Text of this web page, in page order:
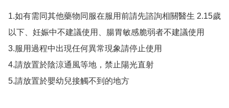
1.如有需同其他藥物​​同服在服用前請先諮詢相關醫生 2.15歲
以下、妊娠中不建議使用、腸胃敏感脆弱者不建議使用
3.服用過程中出現任何異常現象請停止使用
4.請放置於陰涼通風等地，禁止陽光直射
5.請放置於嬰幼兒接觸不到的地方